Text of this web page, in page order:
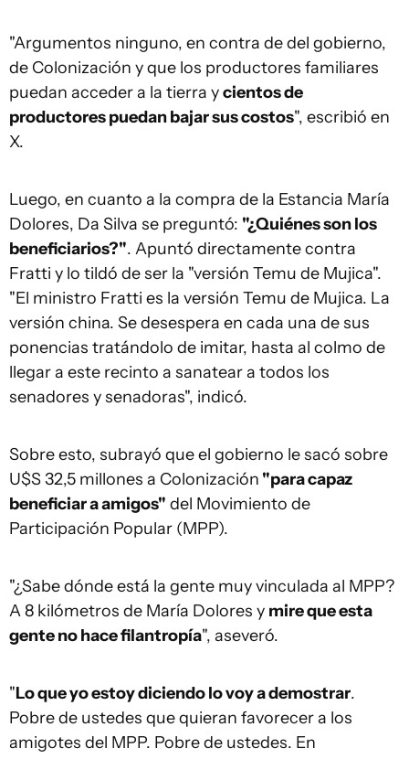
"Argumentos ninguno, en contra de del gobierno,
de Colonización y que los productores familiares
puedan acceder a la tierra ycientos de
productores puedan bajar sus costos", escribió en
X.
Luego, en cuanto a la compra de la Estancia María
Dolores, Da Silva se preguntó: "¿Quiénes son los
beneficiarios?". Apuntó directamente contra
Fratti y lo tildó de ser la "versión Temu de Mujica".
"El ministro Fratti es la versión Temu de Mujica. La
versión china. Se desespera en cada una de sus
ponencias tratándolo de imitar, hasta al colmo de
llegar a este recinto a sanatear a todos los
senadores y senadoras", indicó.
Sobre esto, subrayó que el gobierno le sacó sobre
U$S 32,5 millones a Colonización "para capaz
beneficiar a amigos" del Movimiento de
Participación Popular (MPP).
"¿Sabe dónde está la gente muy vinculada al MPP?
A 8 kilómetros de María Dolores y mire que esta
gente no hace filantropía", aseveró.
"Lo que yo estoy diciendo lo voy a demostrar.
Pobre de ustedes que quieran favorecer a los
amigotes del MPP. Pobre de ustedes. En